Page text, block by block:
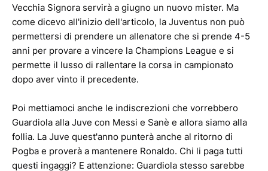
Vecchia Signora servirà a giugno un nuovo mister. Ma
come dicevo all'inizio dell'articolo, la Juventus non può
permettersi di prendere un allenatore che si prende 4-5
anni per provare a vincere la Champions League e si
permette il lusso di rallentare la corsa in campionato
dopo aver vinto il precedente.
Poi mettiamoci anche le indiscrezioni che vorrebbero
Guardiola alla Juve con Messi e Sanè e allora siamo alla
follia. La Juve quest'anno punterà anche al ritorno di
Pogba e proverà a mantenere Ronaldo. Chi li paga tutti
questi ingaggi? E attenzione: Guardiola stesso sarebbe